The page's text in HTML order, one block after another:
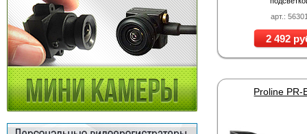
арт.:
2 492
Proline PR-